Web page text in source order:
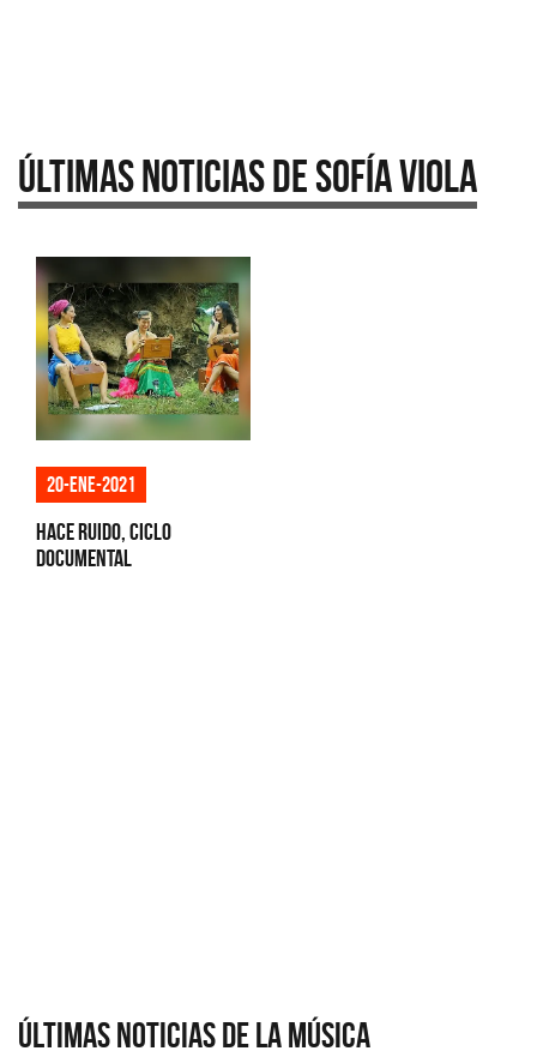
Últimas Noticias de Sofía Viola
20-ene-2021
Hace Ruido, Ciclo
Documental
Últimas Noticias de la Música